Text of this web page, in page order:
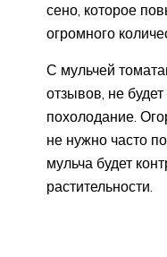
сено, которое
огромного
С мульчей
отзывов, не
похолодание.
не нужно часто
мульча будет
растительности.